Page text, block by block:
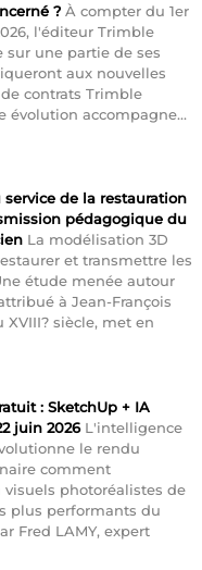
? À compter du 1er
l'éditeur Trimble
une partie de ses
aux nouvelles
contrats Trimble
évolution accompagne...
service de la restauration
pédagogique du
La modélisation 3D
et transmettre les
étude menée autour
à Jean-François
siècle, met en
: SketchUp + IA
juin 2026L'intelligence
le rendu
comment
photoréalistes de
plus performants du
Fred LAMY, expert